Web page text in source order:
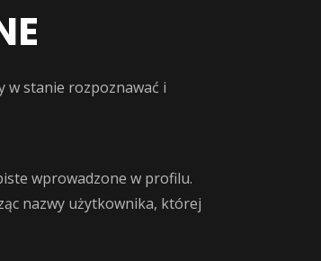
w stanie rozpoznawać i
wprowadzone w profilu.
nazwy użytkownika, której